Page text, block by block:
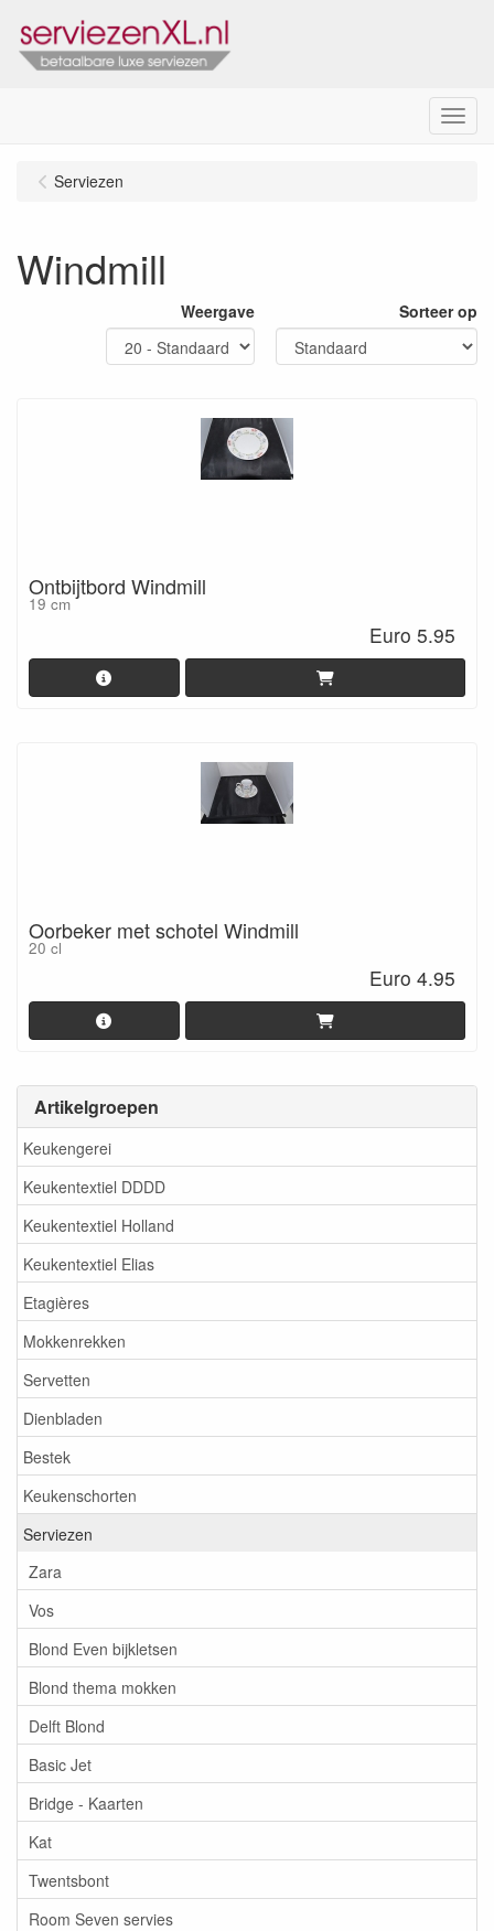
Menu
Artikelgroepen
Keukengerei
Keukentextiel DDDD
Keukentextiel Holland
Keukentextiel Elias
Etagières
Mokkenrekken
Servetten
Dienbladen
Bestek
Keukenschorten
Serviezen
Zara
Vos
Blond Even bijkletsen
Blond thema mokken
Delft Blond
Basic Jet
Bridge - Kaarten
Kat
Twentsbont
Room Seven servies
Serviezen
Windmill
Weergave Sorteer op
Ontbijtbord Windmill
19 cm
Euro 5.95
Oorbeker met schotel Windmill
20 cl
Euro 4.95